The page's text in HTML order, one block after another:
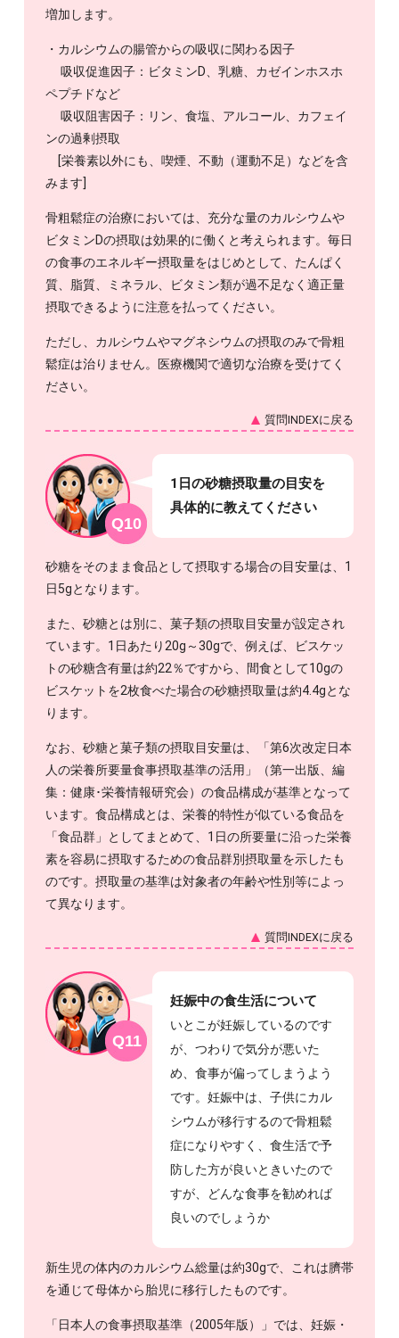
増加します。
・カルシウムの腸管からの吸収に関わる因子
吸収促進因子：ビタミンD、乳糖、カゼインホスホ
ペプチドなど
吸収阻害因子：リン、食塩、アルコール、カフェイ
ンの過剰摂取
[栄養素以外にも、喫煙、不動（運動不足）などを含
みます]
骨粗鬆症の治療においては、充分な量のカルシウムや
ビタミンDの摂取は効果的に働くと考えられます。毎日
の食事のエネルギー摂取量をはじめとして、たんぱく
質、脂質、ミネラル、ビタミン類が過不足なく適正量
摂取できるように注意を払ってください。
ただし、カルシウムやマグネシウムの摂取のみで骨粗
鬆症は治りません。医療機関で適切な治療を受けてく
ださい。
質問INDEXに戻る
Q10
1日の砂糖摂取量の目安を
具体的に教えてください
砂糖をそのまま食品として摂取する場合の目安量は、1
日5gとなります。
また、砂糖とは別に、菓子類の摂取目安量が設定され
ています。1日あたり20g～30gで、例えば、ビスケッ
トの砂糖含有量は約22％ですから、間食として10gの
ビスケットを2枚食べた場合の砂糖摂取量は約4.4gとな
ります。
なお、砂糖と菓子類の摂取目安量は、「第6次改定日本
人の栄養所要量食事摂取基準の活用」（第一出版、編
集：健康･栄養情報研究会）の食品構成が基準となって
います。食品構成とは、栄養的特性が似ている食品を
「食品群」としてまとめて、1日の所要量に沿った栄養
素を容易に摂取するための食品群別摂取量を示したも
のです。摂取量の基準は対象者の年齢や性別等によっ
て異なります。
質問INDEXに戻る
Q11
妊娠中の食生活について
いとこが妊娠しているのです
が、つわりで気分が悪いた
め、食事が偏ってしまうよう
です。妊娠中は、子供にカル
シウムが移行するので骨粗鬆
症になりやすく、食生活で予
防した方が良いときいたので
すが、どんな食事を勧めれば
良いのでしょうか
新生児の体内のカルシウム総量は約30gで、これは臍帯
を通じて母体から胎児に移行したものです。
「日本人の食事摂取基準（2005年版）」では、妊娠・